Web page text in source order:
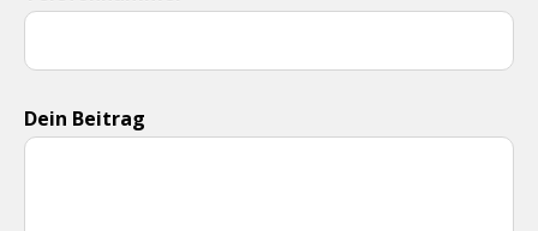
Dein Beitrag